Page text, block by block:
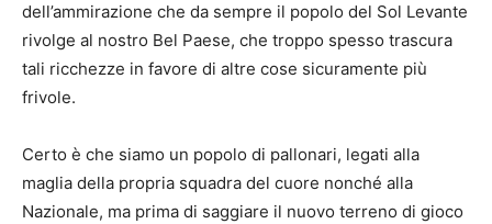
dell’ammirazione che da sempre il popolo del Sol Levante
rivolge al nostro Bel Paese, che troppo spesso trascura
tali ricchezze in favore di altre cose sicuramente più
frivole.
Certo è che siamo un popolo di pallonari, legati alla
maglia della propria squadra del cuore nonché alla
Nazionale, ma prima di saggiare il nuovo terreno di gioco